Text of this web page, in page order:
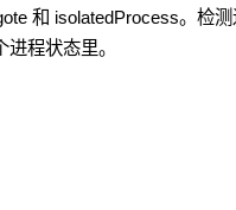
和 isolatedProcess。检
程状态里。